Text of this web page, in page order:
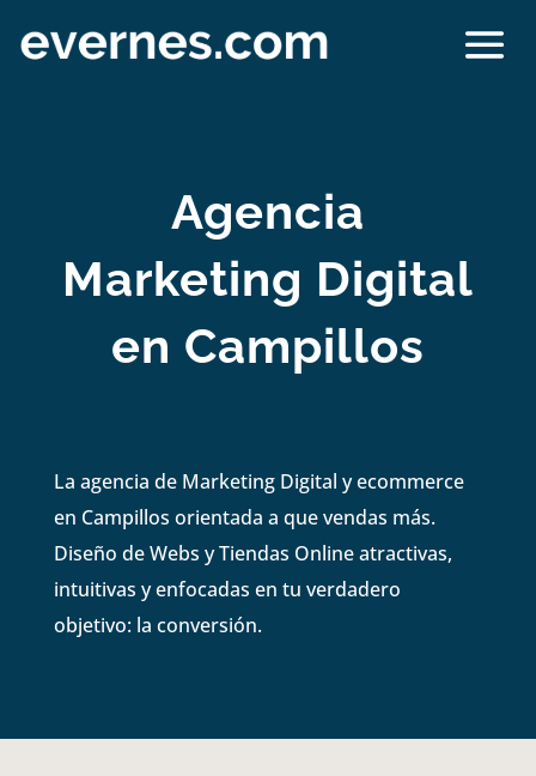
Agencia
Marketing Digital
en Campillos
La agencia de Marketing Digital y ecommerce
en Campillos orientada a que vendas más.
Diseño de Webs y Tiendas Online atractivas,
intuitivas y enfocadas en tu verdadero
objetivo: la conversión.